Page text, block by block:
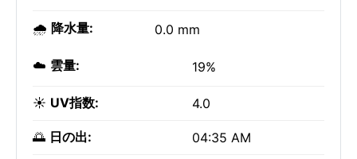
🌧️ 降水量: 0.0 mm
☁️ 雲量: 19%
☀️ UV指数: 4.0
🌅 日の出: 04:35 AM